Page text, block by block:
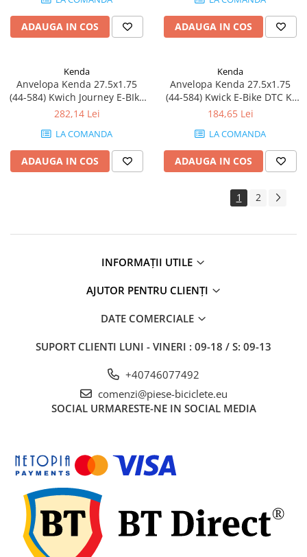
ADAUGA IN COS ADAUGA IN COS
Kenda
Anvelopa Kenda 27.5x1.75
(44-584) Kwich Journey E-BIke
SRC K-Shield 60Tpi
282,14 Lei
LA COMANDA
ADAUGA IN COS
Kenda
Anvelopa Kenda 27.5x1.75
(44-584) Kwick E-Bike DTC K-
Shield 60Tpi
184,65 Lei
LA COMANDA
ADAUGA IN COS
1 2
INFORMAȚII UTILE
AJUTOR PENTRU CLIENȚI
DATE COMERCIALE
SUPORT CLIENTI LUNI - VINERI : 09-18 / S: 09-13
+40746077492
comenzi@piese-biciclete.eu
SOCIAL URMARESTE-NE IN SOCIAL MEDIA